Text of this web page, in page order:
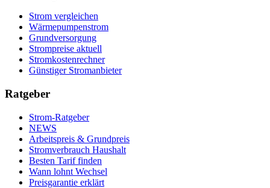
Strom vergleichen
Wärmepumpenstrom
Grundversorgung
Strompreise aktuell
Stromkostenrechner
Günstiger Stromanbieter
Ratgeber
Strom-Ratgeber
NEWS
Arbeitspreis & Grundpreis
Stromverbrauch Haushalt
Besten Tarif finden
Wann lohnt Wechsel
Preisgarantie erklärt